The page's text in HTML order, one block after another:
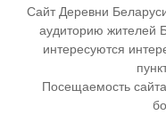
Сайт Деревни
аудиторию жителей
интересуются
Посещаемость